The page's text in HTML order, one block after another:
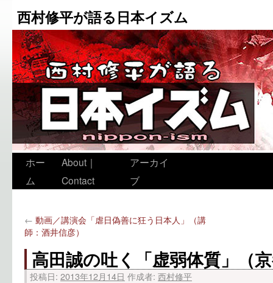
西村修平が語る日本イズム
ホー
ム
About｜
Contact
アーカイ
ブ
← 動画／講演会「虐日偽善に狂う日本人」（講
師：酒井信彦）
高田誠の吐く「虚弱体質」（
投稿日: 2013年12月14日 作成者: 西村修平